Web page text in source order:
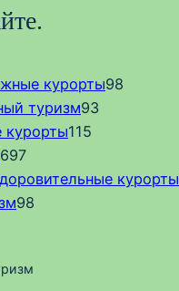
курорты98
туризм93
курорты115
697
курорты
98